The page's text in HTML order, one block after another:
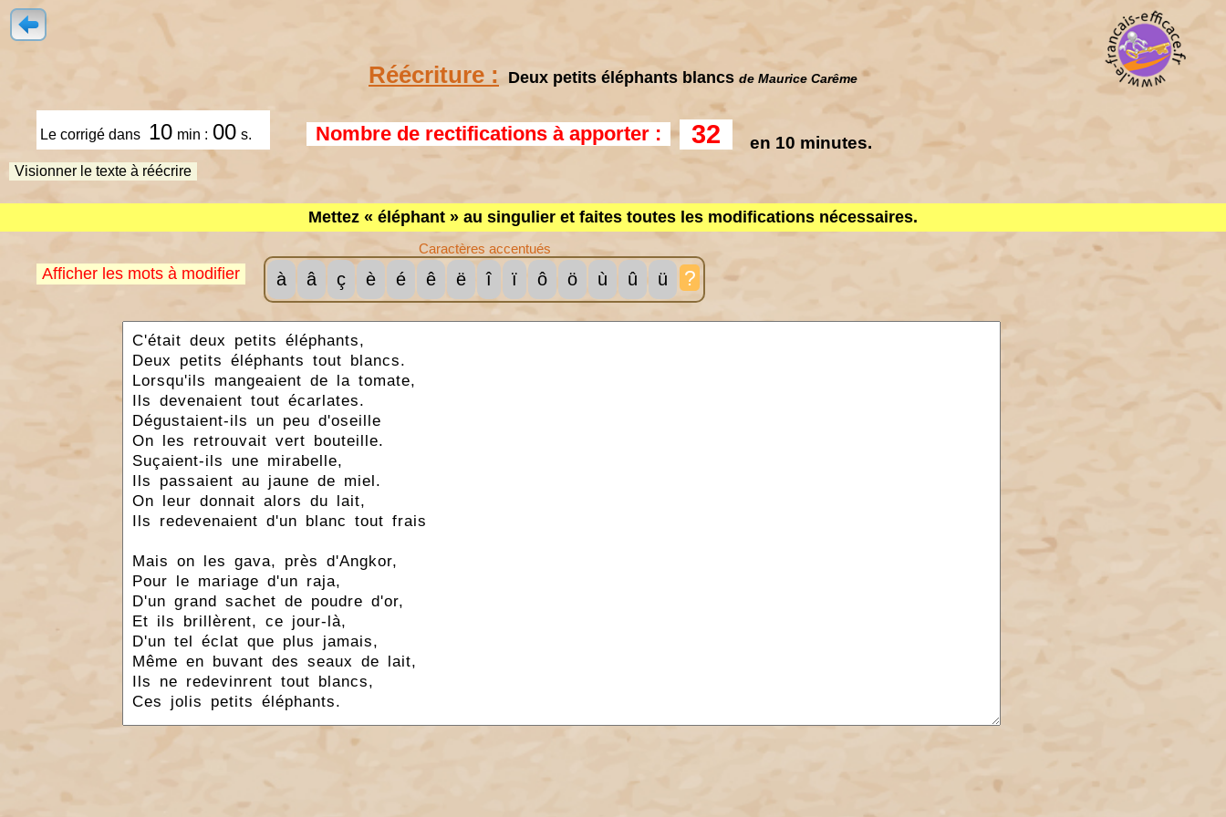
Réécriture : Deux petits éléphants blancs de Maurice Carême
Le corrigé dans 10 min : 00 s. Nombre de rectifications à apporter : 32 en 10 minutes.
Visionner le texte à réécrire
Mettez « éléphant » au singulier et faites toutes les modifications nécessaires.
Afficher les mots à modifier
Caractères accentués
à â ç è é ê ë î ï ô ö ù û ü ?